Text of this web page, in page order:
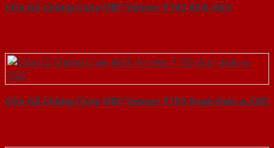
Cửa Gỗ Chống Cháy MDF Veneer P1R2 ASH-SGD
Cửa Gỗ Chống Cháy MDF Veneer P1R5 Xoan Đào-a-SGD